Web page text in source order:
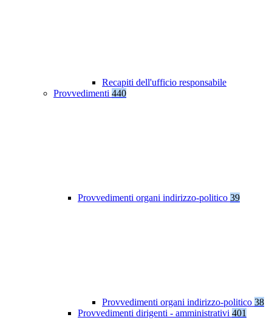
Recapiti dell'ufficio responsabile
Provvedimenti 440
Provvedimenti organi indirizzo-politico 39
Provvedimenti organi indirizzo-politico 38
Provvedimenti dirigenti - amministrativi 401